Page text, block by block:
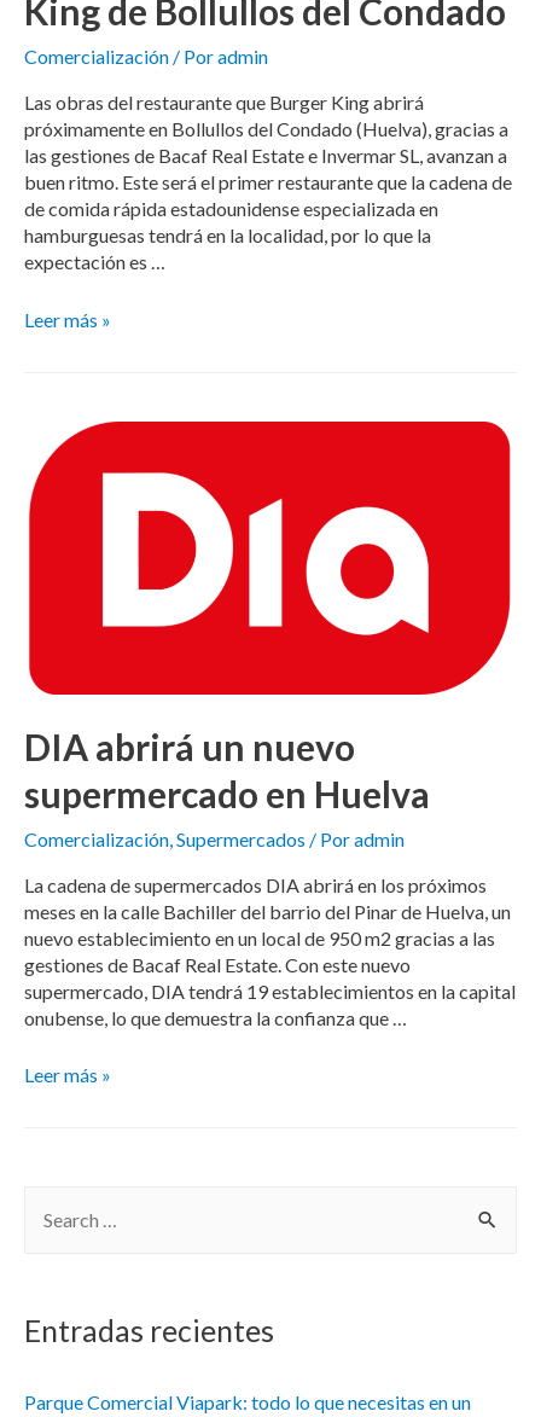
King de Bollullos del Condado
Comercialización / Poradmin
Las obras del restaurante que Burger King abrirá
próximamente en Bollullos del Condado (Huelva), gracias a
las gestiones de Bacaf Real Estate e Invermar SL, avanzan a
buen ritmo. Este será el primer restaurante que la cadena de
de comida rápida estadounidense especializada en
hamburguesas tendrá en la localidad, por lo que la
expectación es …
Leer más »
DIA abrirá un nuevo
supermercado en Huelva
Comercialización Supermercados / Poradmin
La cadena de supermercados DIA abrirá en los próximos
meses en la calle Bachiller del barrio del Pinar de Huelva, un
nuevo establecimiento en un local de 950 m2 gracias a las
gestiones de Bacaf Real Estate. Con este nuevo
supermercado, DIA tendrá 19 establecimientos en la capital
onubense, lo que demuestra la confianza que …
Leer más »
Entradas recientes
Parque Comercial Viapark: todo lo que necesitas en un